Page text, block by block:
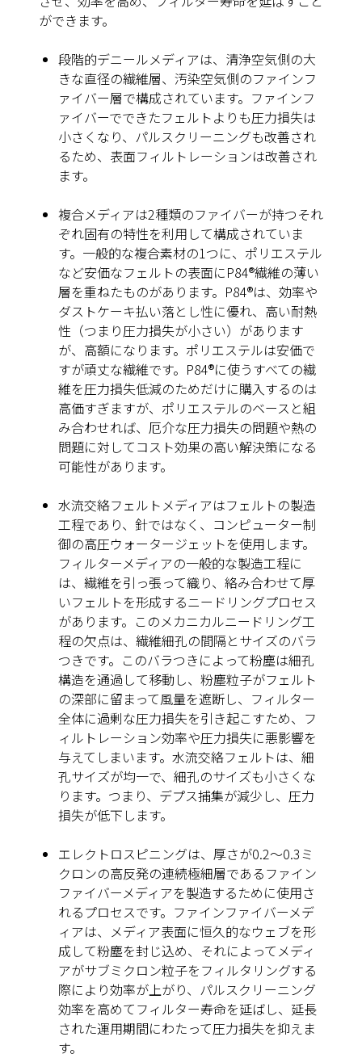
ができます。
段階的デニールメディアは、清浄空気側の大
きな直径の繊維層、汚染空気側のファインフ
ァイバー層で構成されています。ファインフ
ァイバーでできたフェルトよりも圧力損失は
小さくなり、パルスクリーニングも改善され
るため、表面フィルトレーションは改善され
ます。
複合メディアは2種類のファイバーが持つそれ
ぞれ固有の特性を利用して構成されていま
す。一般的な複合素材の1つに、ポリエステル
など安価なフェルトの表面にP84®繊維の薄い
層を重ねたものがあります。P84®は、効率や
ダストケーキ払い落とし性に優れ、高い耐熱
性（つまり圧力損失が小さい）があります
が、高額になります。ポリエステルは安価で
すが頑丈な繊維です。P84®に使うすべての繊
維を圧力損失低減のためだけに購入するのは
高価すぎますが、ポリエステルのベースと組
み合わせれば、厄介な圧力損失の問題や熱の
問題に対してコスト効果の高い解決策になる
可能性があります。
水流交絡フェルトメディアはフェルトの製造
工程であり、針ではなく、コンピューター制
御の高圧ウォータージェットを使用します。
フィルターメディアの一般的な製造工程に
は、繊維を引っ張って織り、絡み合わせて厚
いフェルトを形成するニードリングプロセス
があります。このメカニカルニードリング工
程の欠点は、繊維細孔の間隔とサイズのバラ
つきです。このバラつきによって粉塵は細孔
構造を通過して移動し、粉塵粒子がフェルト
の深部に留まって風量を遮断し、フィルター
全体に過剰な圧力損失を引き起こすため、フ
ィルトレーション効率や圧力損失に悪影響を
与えてしまいます。水流交絡フェルトは、細
孔サイズが均一で、細孔のサイズも小さくな
ります。つまり、デプス捕集が減少し、圧力
損失が低下します。
エレクトロスピニングは、厚さが0.2〜0.3ミ
クロンの高反発の連続極細層であるファイン
ファイバーメディアを製造するために使用さ
れるプロセスです。ファインファイバーメデ
ィアは、メディア表面に恒久的なウェブを形
成して粉塵を封じ込め、それによってメディ
アがサブミクロン粒子をフィルタリングする
際により効率が上がり、パルスクリーニング
効率を高めてフィルター寿命を延ばし、延長
された運用期間にわたって圧力損失を抑えま
す。